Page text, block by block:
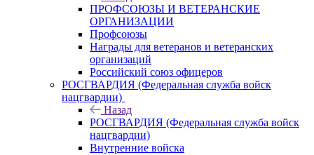
ПРОФСОЮЗЫ И ВЕТЕРАНСКИЕ
ОРГАНИЗАЦИИ
Профсоюзы
Награды для ветеранов и ветеранских
организаций
Российский союз офицеров
РОСГВАРДИЯ (Федеральная служба войск
нацгвардии)
Назад
РОСГВАРДИЯ (Федеральная служба войск
нацгвардии)
Внутренние войска